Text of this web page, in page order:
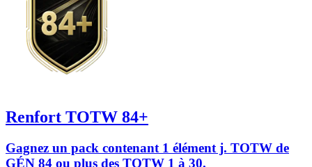
Renfort TOTW 84+
Gagnez un pack contenant 1 élément j. TOTW de
GÉN 84 ou plus des TOTW 1 à 30.